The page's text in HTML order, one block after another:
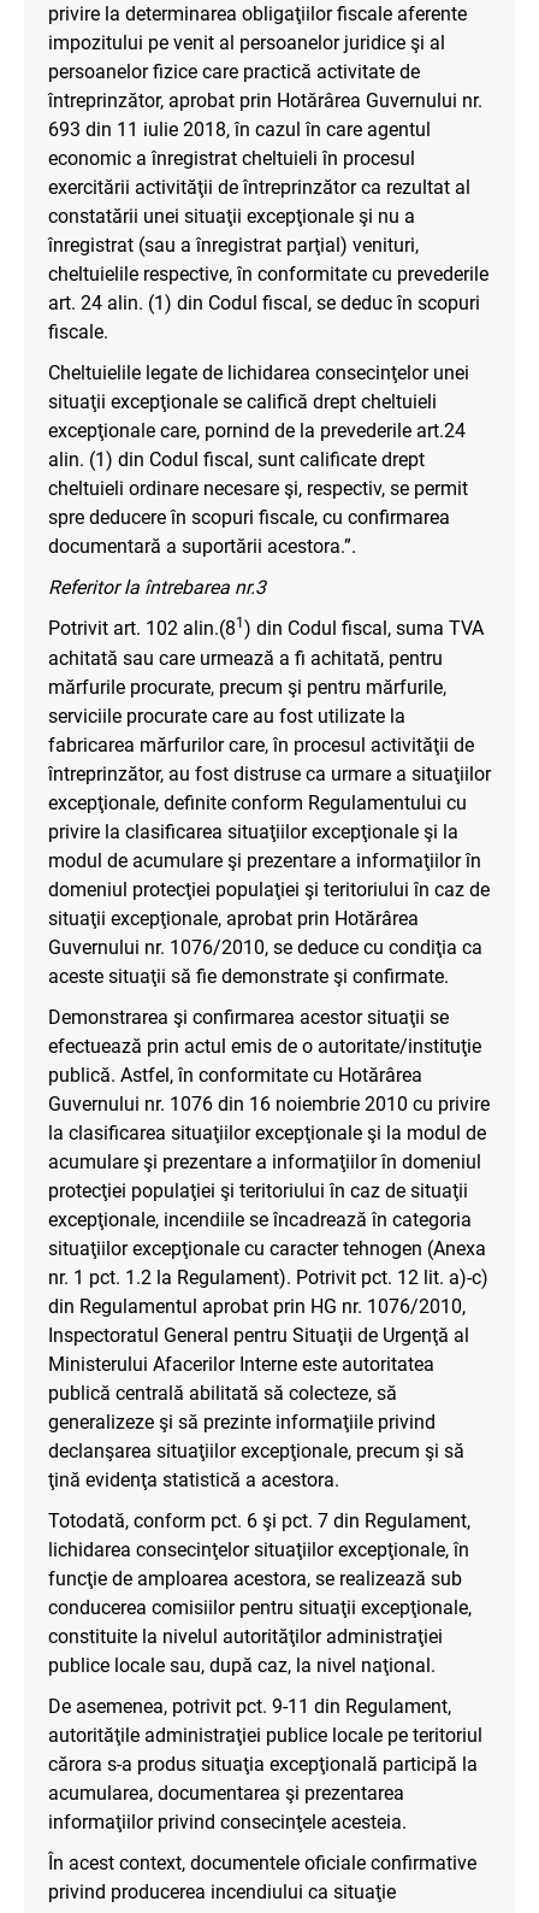
privire la determinarea obligaţiilor fiscale aferente
impozitului pe venit al persoanelor juridice şi al
persoanelor fizice care practică activitate de
întreprinzător, aprobat prin Hotărârea Guvernului nr.
693 din 11 iulie 2018, în cazul în care agentul
economic a înregistrat cheltuieli în procesul
exercitării activităţii de întreprinzător ca rezultat al
constatării unei situaţii excepţionale şi nu a
înregistrat (sau a înregistrat parţial) venituri,
cheltuielile respective, în conformitate cu prevederile
art. 24 alin. (1) din Codul fiscal, se deduc în scopuri
fiscale.
Cheltuielile legate de lichidarea consecinţelor unei
situaţii excepţionale se califică drept cheltuieli
excepţionale care, pornind de la prevederile art.24
alin. (1) din Codul fiscal, sunt calificate drept
cheltuieli ordinare necesare şi, respectiv, se permit
spre deducere în scopuri fiscale, cu confirmarea
documentară a suportării acestora.”.
Referitor la întrebarea nr.3
Potrivit art. 102 alin.(81) din Codul fiscal, suma TVA
achitată sau care urmează a fi achitată, pentru
mărfurile procurate, precum şi pentru mărfurile,
serviciile procurate care au fost utilizate la
fabricarea mărfurilor care, în procesul activităţii de
întreprinzător, au fost distruse ca urmare a situaţiilor
excepţionale, definite conform Regulamentului cu
privire la clasificarea situaţiilor excepţionale şi la
modul de acumulare şi prezentare a informaţiilor în
domeniul protecţiei populaţiei şi teritoriului în caz de
situaţii excepţionale, aprobat prin Hotărârea
Guvernului nr. 1076/2010, se deduce cu condiţia ca
aceste situaţii să fie demonstrate şi confirmate.
Demonstrarea şi confirmarea acestor situaţii se
efectuează prin actul emis de o autoritate/instituţie
publică. Astfel, în conformitate cu Hotărârea
Guvernului nr. 1076 din 16 noiembrie 2010 cu privire
la clasificarea situaţiilor excepţionale şi la modul de
acumulare şi prezentare a informaţiilor în domeniul
protecţiei populaţiei şi teritoriului în caz de situaţii
excepţionale, incendiile se încadrează în categoria
situaţiilor excepţionale cu caracter tehnogen (Anexa
nr. 1 pct. 1.2 la Regulament). Potrivit pct. 12 lit. a)-c)
din Regulamentul aprobat prin HG nr. 1076/2010,
Inspectoratul General pentru Situaţii de Urgenţă al
Ministerului Afacerilor Interne este autoritatea
publică centrală abilitată să colecteze, să
generalizeze şi să prezinte informaţiile privind
declanşarea situaţiilor excepţionale, precum şi să
ţină evidenţa statistică a acestora.
Totodată, conform pct. 6 şi pct. 7 din Regulament,
lichidarea consecinţelor situaţiilor excepţionale, în
funcţie de amploarea acestora, se realizează sub
conducerea comisiilor pentru situaţii excepţionale,
constituite la nivelul autorităţilor administraţiei
publice locale sau, după caz, la nivel naţional.
De asemenea, potrivit pct. 9-11 din Regulament,
autorităţile administraţiei publice locale pe teritoriul
cărora s-a produs situaţia excepţională participă la
acumularea, documentarea şi prezentarea
informaţiilor privind consecinţele acesteia.
În acest context, documentele oficiale confirmative
privind producerea incendiului ca situaţie